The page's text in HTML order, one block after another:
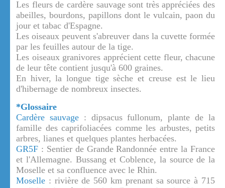
Les fleurs de cardère sauvage sont très appréciées des
abeilles, bourdons, papillons dont le vulcain, paon du
jour et tabac d'Espagne.
Les oiseaux peuvent s'abreuver dans la cuvette formée
par les feuilles autour de la tige.
Les oiseaux granivores apprécient cette fleur, chacune
de leur tête contient jusqu'à 600 graines.
En hiver, la longue tige sèche et creuse est le lieu
d'hibernage de nombreux insectes.
*Glossaire
Cardère sauvage: dipsacus fullonum, plante de la
famille des caprifoliacées comme les arbustes, petits
arbres, lianes et quelques plantes herbacées.
GR5F : Sentier de Grande Randonnée entre la France
et l'Allemagne. Bussang et Coblence, la source de la
Moselle et sa confluence avec le Rhin.
Moselle : rivière de 560 km prenant sa source à 715